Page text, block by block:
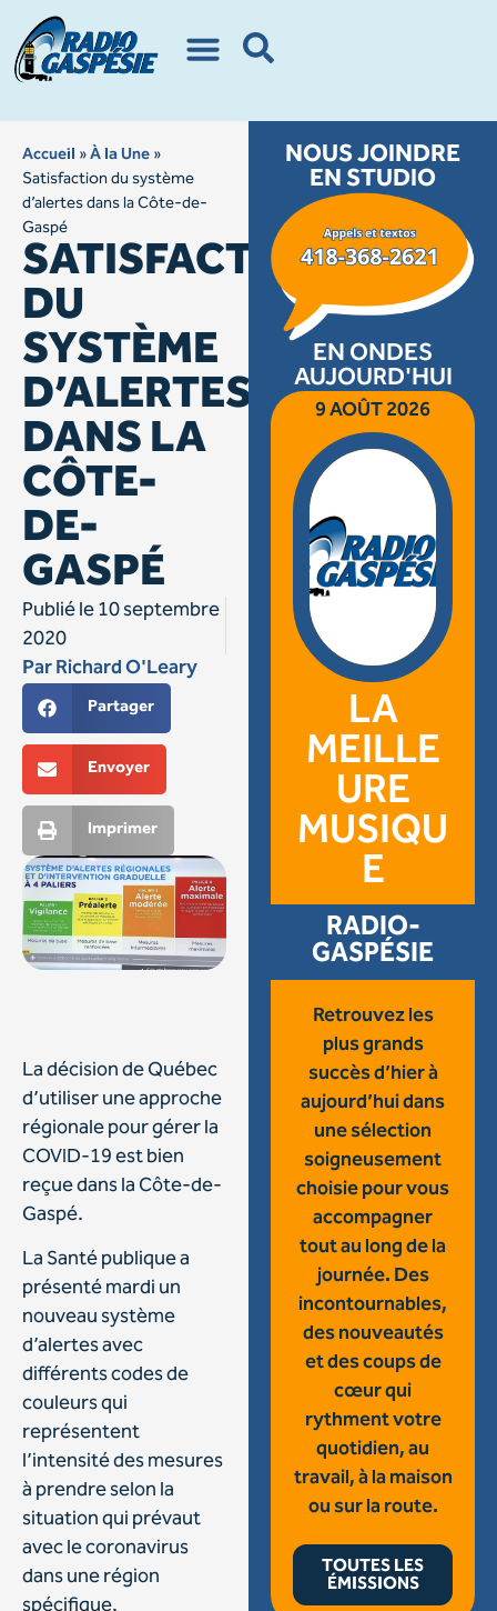
Accueil »À la Une»
Satisfaction du système
d’alertes dans la Côte-de-
Gaspé
SATISFACTION
DU
SYSTÈME
D’ALERTES
DANS LA
CÔTE-
DE-
GASPÉ
Publié le10 septembre
2020
ParRichard O'Leary
Partager
Envoyer
Imprimer
La décision de Québec
d’utiliser une approche
régionale pour gérer la
COVID-19 est bien
reçue dans la Côte-de-
Gaspé.
La Santé publique a
présenté mardi un
nouveau système
d’alertes avec
différents codes de
couleurs qui
représentent
l’intensité des mesures
à prendre selon la
situation qui prévaut
avec le coronavirus
dans une région
NOUS JOINDRE
EN STUDIO
EN ONDES
AUJOURD'HUI
9 AOÛT 2026
LA
MEILLE
URE
MUSIQU
E
RADIO-
GASPÉSIE
Retrouvez les
plus grands
succès d’hier à
aujourd’hui dans
une sélection
soigneusement
choisie pour vous
accompagner
tout au long de la
journée. Des
incontournables,
des nouveautés
et des coups de
cœur qui
rythment votre
quotidien, au
travail, à la maison
ou sur la route.
TOUTES LES
ÉMISSIONS